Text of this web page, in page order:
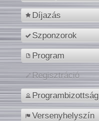
Díjazás
Szponzorok
Program
Regisztráció
Programbizottság
Versenyhelyszín